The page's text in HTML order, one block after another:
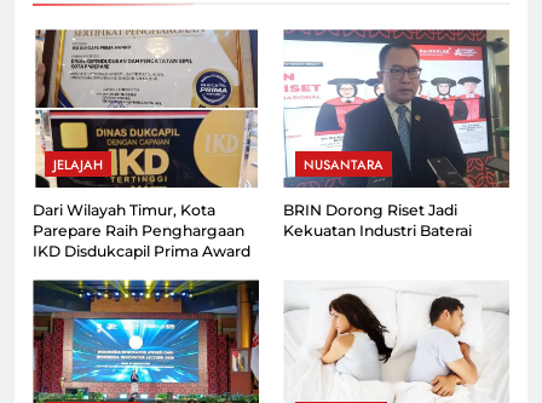
JELAJAH
Dari Wilayah Timur, Kota
Parepare Raih Penghargaan
IKD Disdukcapil Prima Award
NUSANTARA
BRIN Dorong Riset Jadi
Kekuatan Industri Baterai